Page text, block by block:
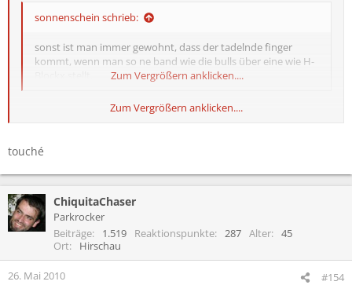
sonnenschein schrieb:
sonst ist man immer gewohnt, dass der tadelnde finger
kommt, wenn man so ne band wie die bulls über eine wie H-
Zum Vergrößern anklicken....
Nun ja, das isch schliesslich immer noch Ansichtssache. Ich stelle
Dies muss aber nichts über den Bekanntheitsgrad oder die
Zum Vergrößern anklicken....
touché
ChiquitaChaser
Parkrocker
Beiträge
1.519 Reaktionspunkte 287 Alter
45
Ort
Hirschau
26. Mai 2010 #154